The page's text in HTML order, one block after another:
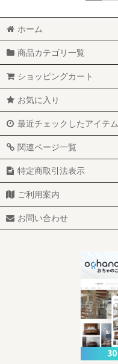
ホーム
商品カテゴリ一覧
ショッピングカート
お気に入り
最近チェックしたアイテム
関連ページ一覧
特定商取引法表示
ご利用案内
お問い合わせ